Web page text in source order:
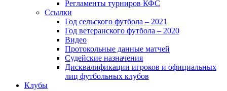
Регламенты турниров КФС
Ссылки
Год сельского футбола – 2021
Год ветеранского футбола – 2020
Видео
Протокольные данные матчей
Судейские назначения
Дисквалификации игроков и официальных
лиц футбольных клубов
Клубы